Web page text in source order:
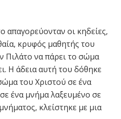
απαγορεύονταν οι κηδείες,
κρυφός μαθητής του
Πιλάτο να πάρει το σώμα
Η άδεια αυτή του δόθηκε
του Χριστού σε ένα
ένα μνήμα λαξευμένο σε
κλείστηκε με μια